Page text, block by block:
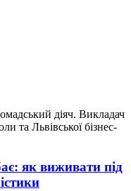
діяч. Викладач
та Львівської бізнес-
як виживати під